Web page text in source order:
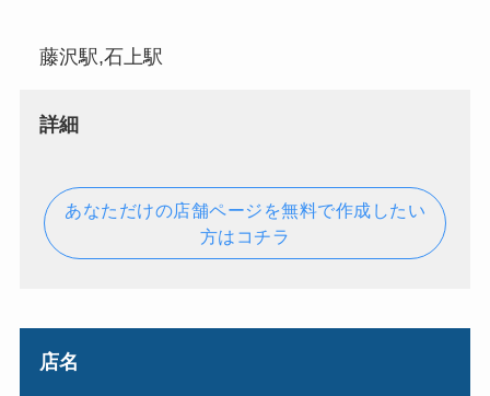
藤沢駅,石上駅
詳細
あなただけの店舗ページを無料で作成したい
方はコチラ
店名